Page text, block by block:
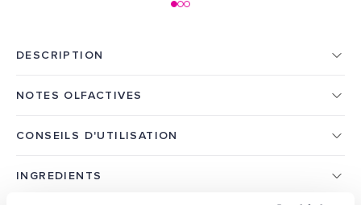
DESCRIPTION
NOTES OLFACTIVES
CONSEILS D'UTILISATION
INGREDIENTS